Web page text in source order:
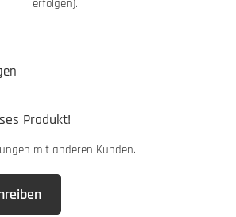
erfolgen).
von 0 von 5 Sternen
Produkt!
mit anderen Kunden.